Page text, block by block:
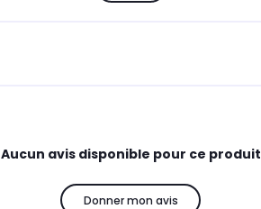
Aucun avis disponible pour ce produit
Donner mon avis